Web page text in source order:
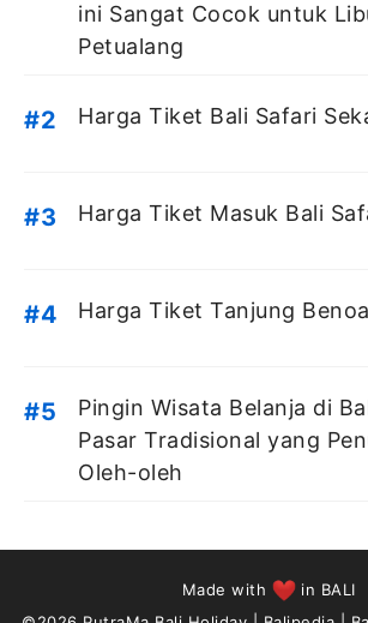
ini Sangat Cocok untuk
Petualang
Harga Tiket Bali Safari
Harga Tiket Masuk Bali
Harga Tiket Tanjung
Pingin Wisata Belanja di
Pasar Tradisional yang
Oleh-oleh
Made with
in BALI